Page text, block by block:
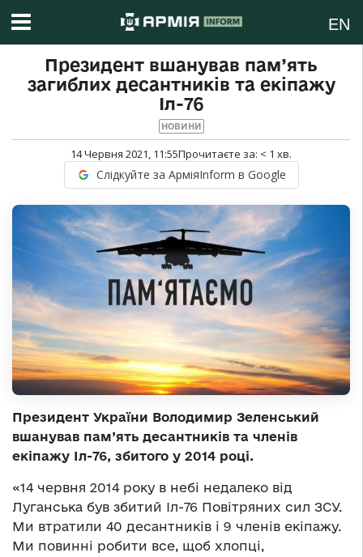
EN
Президент вшанував пам’ять
загиблих десантників та екіпажу
Іл-76
НОВИНИ
14 Червня 2021, 11:55Прочитаєте за: < 1 хв.
Слідкуйте за АрміяInform в Google
Президент України Володимир Зеленський
вшанував пам’ять десантників та членів
екіпажу Іл-76, збитого у 2014 році.
«14 червня 2014 року в небі недалеко від
Луганська був збитий Іл-76 Повітряних сил ЗСУ.
Ми втратили 40 десантників і 9 членів екіпажу.
Ми повинні робити все, щоб хлопці,